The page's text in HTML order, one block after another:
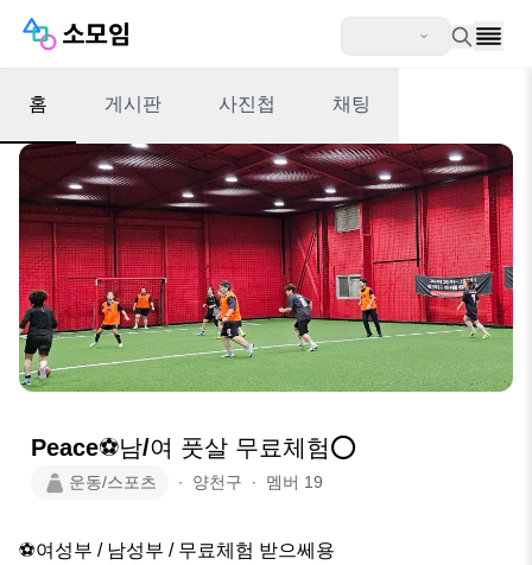
홈 게시판 사진첩 채팅
Peace⚽️남/여 풋살 무료체험⭕
운동/스포츠 ∙ 양천구 ∙ 멤버 19
⚽️여성부 / 남성부 / 무료체험 받으쎄용